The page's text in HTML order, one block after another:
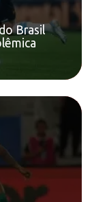
Brasil